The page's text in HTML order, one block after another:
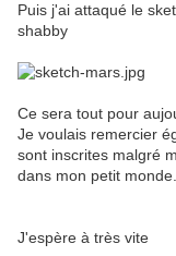
Puis j'ai attaqué le
shabby
Ce sera tout pour
Je voulais remercier
sont inscrites malgré
dans mon petit
J'espère à très vite